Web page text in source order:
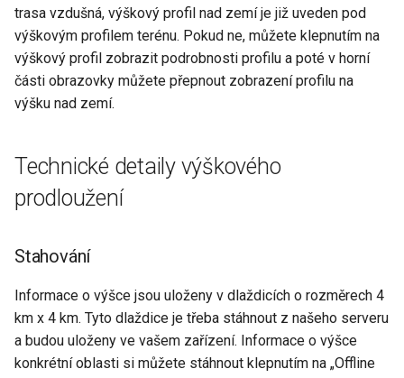
trasa vzdušná, výškový profil nad zemí je již uveden pod
výškovým profilem terénu. Pokud ne, můžete klepnutím na
výškový profil zobrazit podrobnosti profilu a poté v horní
části obrazovky můžete přepnout zobrazení profilu na
výšku nad zemí.
Technické detaily výškového
prodloužení
Stahování
Informace o výšce jsou uloženy v dlaždicích o rozměrech 4
km x 4 km. Tyto dlaždice je třeba stáhnout z našeho serveru
a budou uloženy ve vašem zařízení. Informace o výšce
konkrétní oblasti si můžete stáhnout klepnutím na „Offline